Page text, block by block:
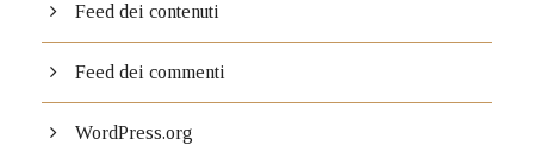
Feed dei contenuti
Feed dei commenti
WordPress.org